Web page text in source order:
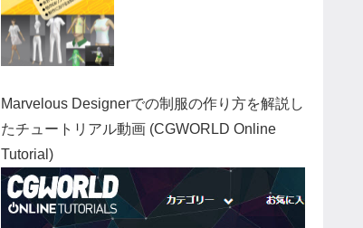
Marvelous Designerでの制服の作り方を解説し
たチュートリアル動画 (CGWORLD Online
Tutorial)